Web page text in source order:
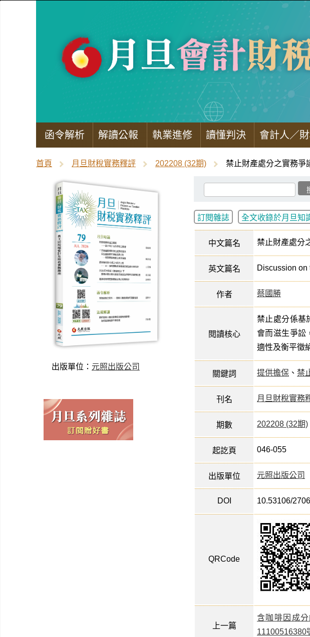
函令解析 解讀公報 執業進修 讀懂判決 會計人／
首頁 月旦財稅實務釋評 202208 (32期) 禁止財產處分之實務爭
出版單位： 元照出版公司
訂閱雜誌 全文收錄於月旦知
中文篇名 禁止財產處分
英文篇名 Discussion on
作者 蔡國勝
閱讀核心
禁止處分係基
會而滋生爭訟
適性及衡平徵
關鍵詞 提供擔保 、 禁
刊名 月旦財稅實務
期數 202208 (32期)
起訖頁 046-055
出版單位 元照出版公司
DOI 10.53106/
QRCode
上一篇
含咖啡因成
11100516380